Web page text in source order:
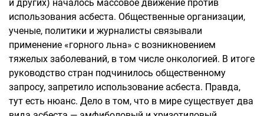
и других) началось массовое движение против
использования асбеста. Общественные организации,
ученые, политики и журналисты связывали
применение «горного льна» с возникновением
тяжелых заболеваний, в том числе онкологией. В итоге
руководство стран подчинилось общественному
запросу, запретило использование асбеста. Правда,
тут есть нюанс. Дело в том, что в мире существует два